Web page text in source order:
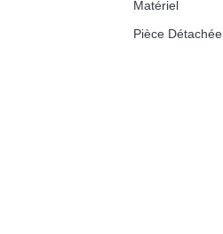
Matériel
Pièce Détachée